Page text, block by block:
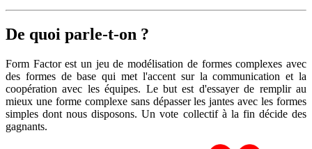
De quoi parle-t-on ?
Form Factor est un jeu de modélisation de formes complexes avec
des formes de base qui met l'accent sur la communication et la
coopération avec les équipes. Le but est d'essayer de remplir au
mieux une forme complexe sans dépasser les jantes avec les formes
simples dont nous disposons. Un vote collectif à la fin décide des
gagnants.